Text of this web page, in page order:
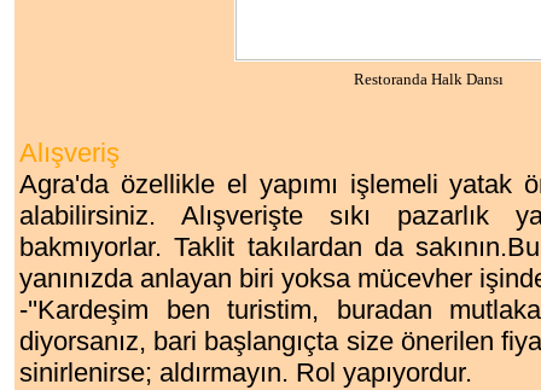
Restoranda Halk Dansı
Alışveriş
Agra'da özellikle el yapımı işlemeli yatak
alabilirsiniz. Alışverişte sıkı pazarlık
bakmıyorlar.Taklit takılardan da
yanınızda anlayan biri yoksa mücevher
-''Kardeşim ben turistim, buradan
diyorsanız, bari başlangıçta size önerilen
sinirlenirse; aldırmayın. Rol yapıyordur.